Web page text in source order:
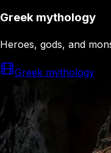
Greek mythology
Heroes, gods, and
Greek mythology